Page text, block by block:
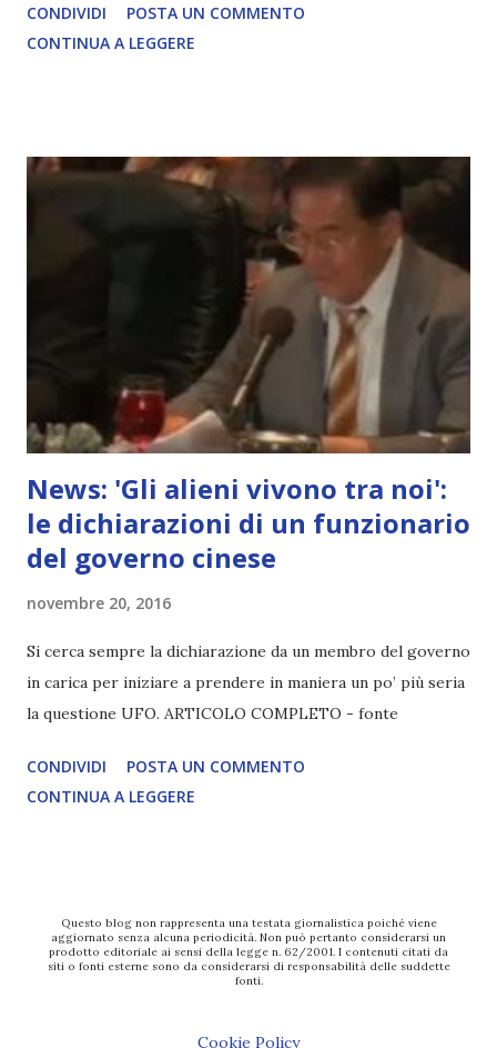
COMPLETO - fonte
CONDIVIDI
POSTA UN COMMENTO
CONTINUA A LEGGERE
News: 'Gli alieni vivono tra noi':
le dichiarazioni di un funzionario
del governo cinese
novembre 20, 2016
Si cerca sempre la dichiarazione da un membro del governo
in carica per iniziare a prendere in maniera un po’ più seria
la questione UFO. ARTICOLO COMPLETO - fonte
CONDIVIDI
POSTA UN COMMENTO
CONTINUA A LEGGERE
Questo blog non rappresenta una testata giornalistica poiché viene
aggiornato senza alcuna periodicità. Non può pertanto considerarsi un
prodotto editoriale ai sensi della legge n. 62/2001. I contenuti citati da
siti o fonti esterne sono da considerarsi di responsabilità delle suddette
fonti.
Cookie Policy